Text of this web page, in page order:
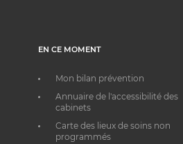
EN CE MOMENT
Mon bilan prévention
Annuaire de l'accessibilité des
cabinets
Carte des lieux de soins non
programmés